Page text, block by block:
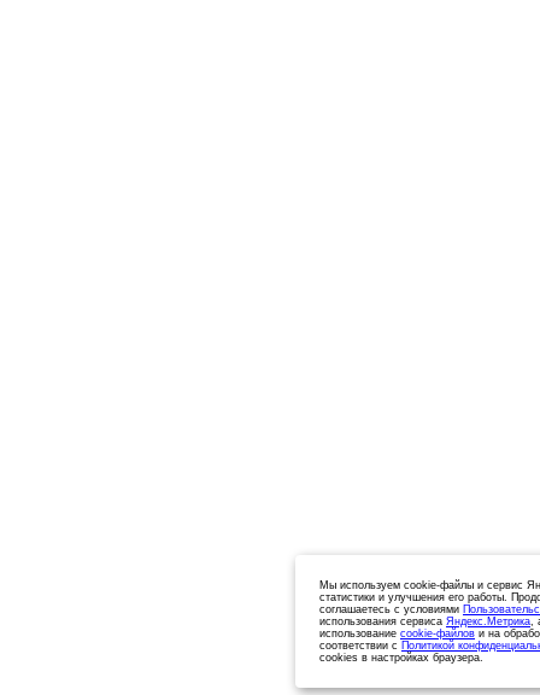
Мы используем cookie-файлы и сервис
статистики и улучшения его работы.
соглашаетесь с условиями
использования сервиса Яндекс.Метрика,
использование cookie-файлов и на
соответствии с Политикой
cookies в настройках браузера.